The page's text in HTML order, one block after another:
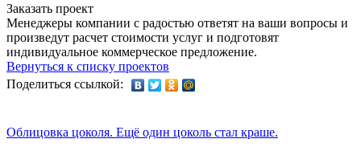
Заказать проект
Менеджеры компании с радостью ответят на ваши вопросы и
произведут расчет стоимости услуг и подготовят
индивидуальное коммерческое предложение.
Вернуться к списку проектов
Поделиться ссылкой:
Облицовка цоколя. Ещё один цоколь стал краше.